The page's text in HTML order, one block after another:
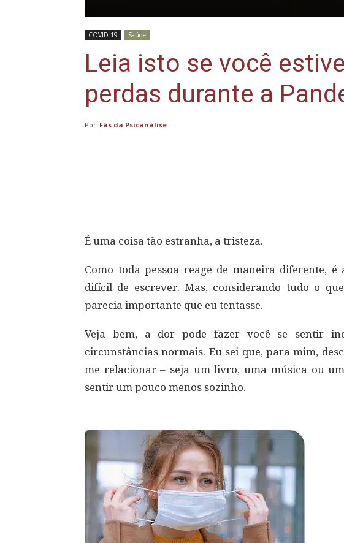
COVID-19 Saúde
Leia isto se você
perdas durante a
Por Fãs da Psicanálise -
É uma coisa tão estranha, a tristeza.
Como toda pessoa reage de maneira diferente, é
difícil de escrever. Mas, considerando tudo o
parecia importante que eu tentasse.
Veja bem, a dor pode fazer você se sentir
circunstâncias normais. Eu sei que, para mim,
me relacionar – seja um livro, uma música ou
sentir um pouco menos sozinho.